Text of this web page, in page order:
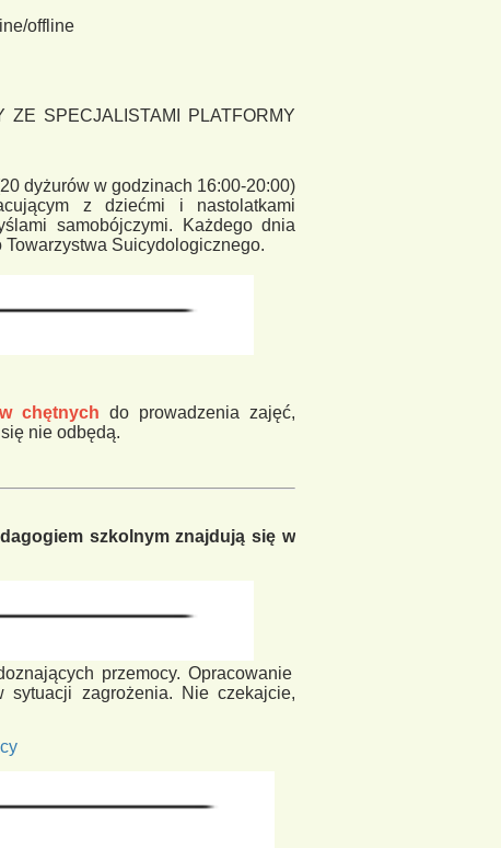
offline
ZE SPECJALISTAMI PLATFORMY
dyżurów w godzinach 16:00-20:00)
z
dziećmi i nastolatkami
samobójczymi. Każdego dnia
Towarzystwa Suicydologicznego.
chętnych do prowadzenia zajęć,
nie odbędą.
szkolnym znajdują się w
przemocy.Opracowanie
sytuacji zagrożenia. Nie czekajcie,